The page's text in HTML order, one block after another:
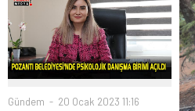
Gündem 20 Ocak 2023 11:16